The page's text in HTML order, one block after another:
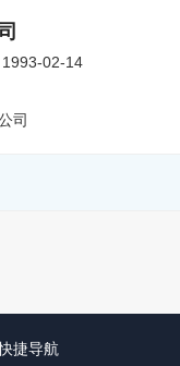
02-14
司
捷导航